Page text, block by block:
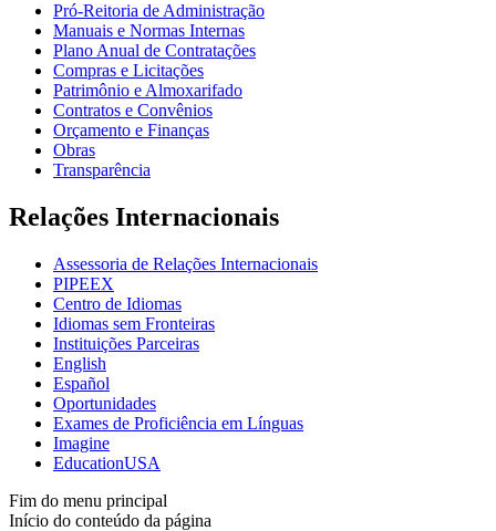
Pró-Reitoria de Administração
Manuais e Normas Internas
Plano Anual de Contratações
Compras e Licitações
Patrimônio e Almoxarifado
Contratos e Convênios
Orçamento e Finanças
Obras
Transparência
Relações Internacionais
Assessoria de Relações Internacionais
PIPEEX
Centro de Idiomas
Idiomas sem Fronteiras
Instituições Parceiras
English
Español
Oportunidades
Exames de Proficiência em Línguas
Imagine
EducationUSA
Fim do menu principal
Início do conteúdo da página